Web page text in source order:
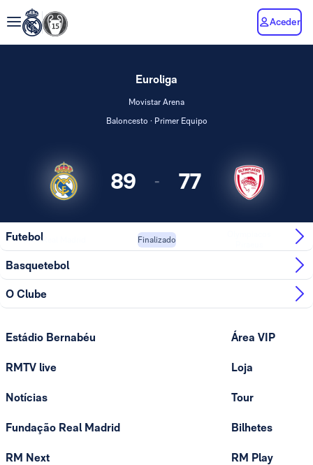
Aceder
Euroliga
Movistar Arena
Baloncesto · Primer Equipo
89 - 77
Real Madrid Finalizado
Futebol
Basquetebol
O Clube
Estádio Bernabéu
RMTV live
Notícias
Fundação Real Madrid
RM Next
Área VIP
Loja
Tour
Bilhetes
RM Play